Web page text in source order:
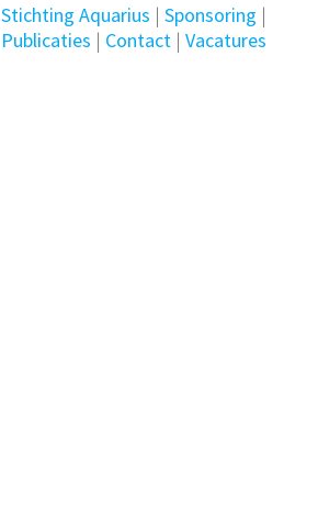
Stichting Aquarius | Sponsoring |
Publicaties | Contact| Vacatures